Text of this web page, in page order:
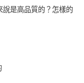
是高品質的？怎樣的